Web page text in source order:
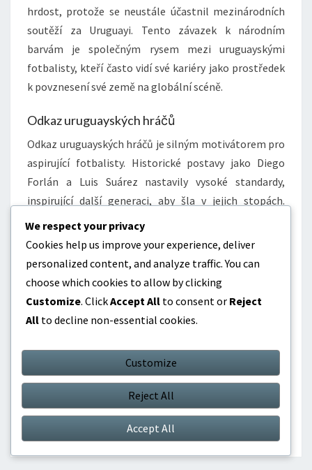
hrdost, protože se neustále účastnil mezinárodních
soutěží za Uruguayi. Tento závazek k národním
barvám je společným rysem mezi uruguayskými
fotbalisty, kteří často vidí své kariéry jako prostředek
k povznesení své země na globální scéně.
Odkaz uruguayských hráčů
Odkaz uruguayských hráčů je silným motivátorem pro
aspirující fotbalisty. Historické postavy jako Diego
Forlán a Luis Suárez nastavily vysoké standardy,
inspirující další generaci, aby šla v jejich stopách.
Tento odkaz vytváří pocit odpovědnosti mezi
mladými hráči, aby uctili své předchůdce.
Cavani, jako součást tohoto odkazu, usiluje o přispění
k bohaté historii uruguayského fotbalu. Mnoho hráčů
sdílí tento pocit, uznávajíc důležitost budování na
odkaz uruguayského fotbalu nadále prosperuje.
We respect your privacy
Cookies help us improve your experience, deliver
personalized content, and analyze traffic. You can
choose which cookies to allow by clicking
Customize. ClickAccept All to consent or Reject
All to decline non-essential cookies.
Customize
Reject All
Accept All